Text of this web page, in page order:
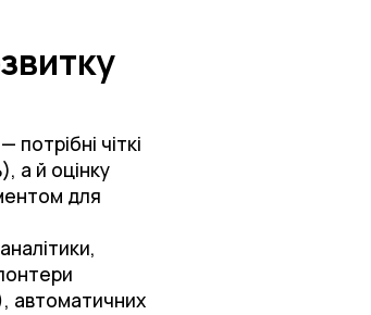
чіткі
а й оцінку
для
автоматичних